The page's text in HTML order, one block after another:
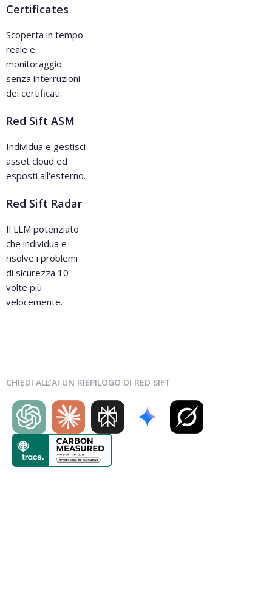
Certificates
Scoperta in tempo
reale e
monitoraggio
senza interruzioni
dei certificati.
Red Sift ASM
Individua e gestisci
asset cloud ed
esposti all'esterno.
Red Sift Radar
Il LLM potenziato
che individua e
risolve i problemi
di sicurezza 10
volte più
velocemente.
CHIEDI ALL’AI UN RIEPILOGO DI RED SIFT